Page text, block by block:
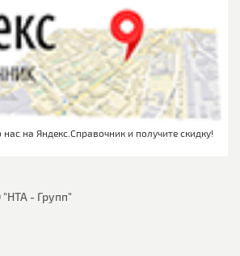
нас на Яндекс.Справочник и получите скидку!
- Групп"